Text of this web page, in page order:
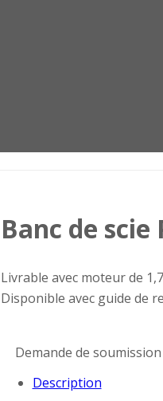
Banc de scie
Livrable avec moteur de
Disponible avec guide de
Demande de soumission
Description